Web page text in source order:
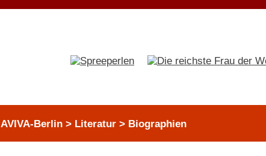
AVIVA-Berlin > Literatur > Biographien